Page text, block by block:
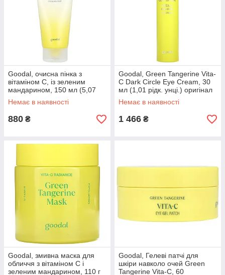
Goodal, очисна пінка з
вітаміном С, із зеленим
мандарином, 150 мл (5,07
рідк. унції)
Немає в наявності
880 ₴
Goodal, Green Tangerine Vita-
C Dark Circle Eye Cream, 30
мл (1,01 рідк. унці.) оригінал
Немає в наявності
1 466 ₴
Goodal, змивна маска для
обличчя з вітаміном C і
зеленим мандарином, 110 г
Goodal, Гелеві патчі для
шкіри навколо очей Green
Tangerine Vita-C, 60